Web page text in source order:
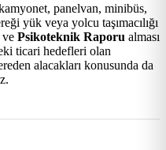
panelvan, minibüs,
yük veya yolcu taşımacılığı
ve Psikoteknik Raporu alması
ticari hedefleri olan
alacakları konusunda da